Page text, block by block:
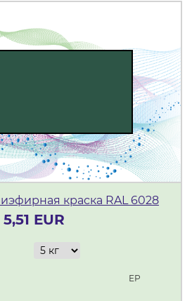
краска RAL 6028
5,51 EUR
ЕР